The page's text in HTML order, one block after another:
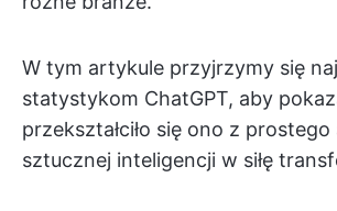
W tym artykule przyjrzymy się
statystykom ChatGPT, aby
przekształciło się ono z
sztucznej inteligencji w siłę